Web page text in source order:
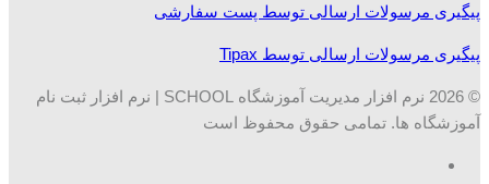
پیگیری مرسولات ارسالی توسط پست سفارشی
پیگیری مرسولات ارسالی توسط Tipax
© 2026 نرم افزار مدیریت آموزشگاه SCHOOL | نرم افزار ثبت نام
آموزشگاه ها. تمامی حقوق محفوظ است